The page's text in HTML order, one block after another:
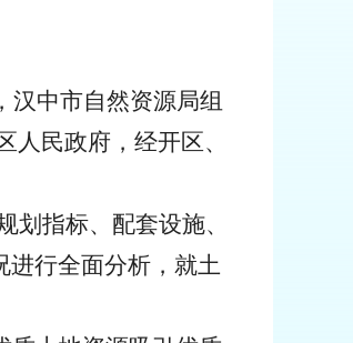
，汉中市自然资源局组
人民政府，经开区、
指标、配套设施、
进行全面分析，就土